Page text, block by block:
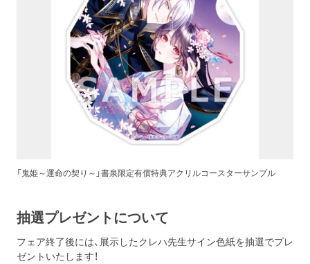
「鬼姫～運命の契り～」書泉限定有償特典アクリルコースターサンプル
抽選プレゼントについて
フェア終了後には、展示したクレハ先生サイン色紙を抽選でプレ
ゼントいたします！